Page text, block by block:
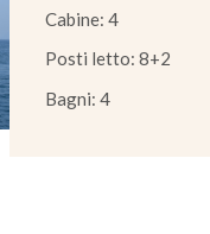
Cabine: 4
Posti letto: 8+2
Bagni: 4